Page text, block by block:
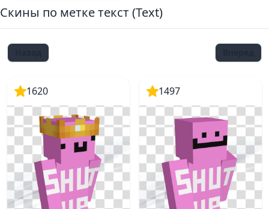
Скины по метке текст (Text)
1620 1497